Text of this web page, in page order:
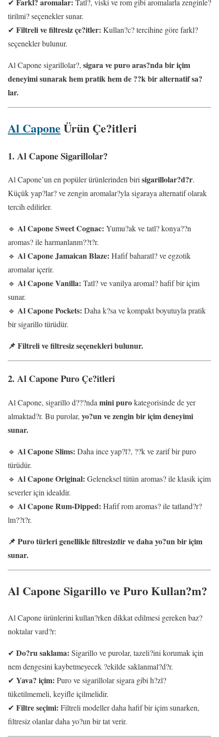
✔
Tatl?, viski ve rom gibi aromalarla zenginle?
tirilmi? seçenekler sunar.
✔ Filtreli ve filtresiz çe?itler: Kullan?c? tercihine göre farkl?
seçenekler bulunur.
Al Capone sigarillolar?, sigara ve puro aras?nda bir içim
deneyimi sunarak hem pratik hem de ??k bir alternatif sa?
lar.
Al Capone Ürün Çe?itleri
1. Al Capone Sigarillolar?
Al Capone’un en popüler ürünlerinden birisigarillolar?d?r.
Küçük yap?lar? ve zengin aromalar?yla sigaraya alternatif olarak
tercih edilirler.
🔹 Al Capone Sweet Cognac: Yumu?ak ve tatl? konya??n
aromas? ile harmanlanm??t?r.
🔹 Al Capone Jamaican Blaze: Hafif baharatl? ve egzotik
aromalar içerir.
🔹 Al Capone Vanilla: Tatl? ve vanilya aromal? hafif bir içim
sunar.
🔹 Al Capone Pockets: Daha k?sa ve kompakt boyutuyla pratik
bir sigarillo türüdür.
📌 Filtreli ve filtresiz seçenekleri bulunur.
2. Al Capone Puro Çe?itleri
Al Capone, sigarillo d???nda mini purokategorisinde de yer
almaktad?r. Bu purolar, yo?un ve zengin bir içim deneyimi
sunar.
🔹 Al Capone Slims: Daha ince yap?l?, ??k ve zarif bir puro
türüdür.
🔹 Al Capone Original: Geleneksel tütün aromas? ile klasik içim
severler için idealdir.
🔹 Al Capone Rum-Dipped: Hafif rom aromas? ile tatland?r?
lm??t?r.
📌 Puro türleri genellikle filtresizdir ve daha yo?un bir içim
sunar.
Al Capone Sigarillo ve Puro Kullan?m?
Al Capone ürünlerini kullan?rken dikkat edilmesi gereken baz?
noktalar vard?r:
✔ Do?ru saklama: Sigarillo ve purolar, tazeli?ini korumak için
nem dengesini kaybetmeyecek ?ekilde saklanmal?d?r.
✔ Yava? içim: Puro ve sigarillolar sigara gibi h?zl?
tüketilmemeli, keyifle içilmelidir.
✔ Filtre seçimi: Filtreli modeller daha hafif bir içim sunarken,
filtresiz olanlar daha yo?un bir tat verir.